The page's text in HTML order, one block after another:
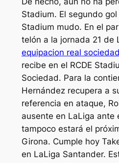
Stadium. El segundo
Stadium mudo. En el
telón a la jornada 21 de
equipacion real
recibe en el RCDE
Sociedad. Para la
Hernández recupera a
referencia en ataque,
ausente en LaLiga ante
tampoco estará el
Girona. Cumple hoy
en LaLiga Santander.